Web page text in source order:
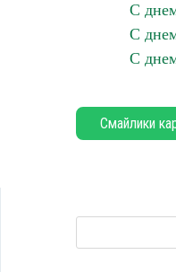
С
С
С
Смайлики